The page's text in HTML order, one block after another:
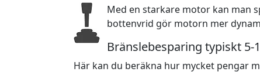
Med en starkare motor kan man
bottenvrid gör motorn mer
Bränslebesparing typiskt 5-
Här kan du beräkna hur mycket pengar